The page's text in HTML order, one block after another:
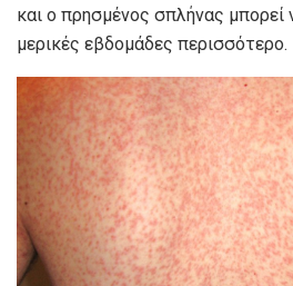
και ο πρησμένος σπλήνας μπορεί
μερικές εβδομάδες περισσότερο.